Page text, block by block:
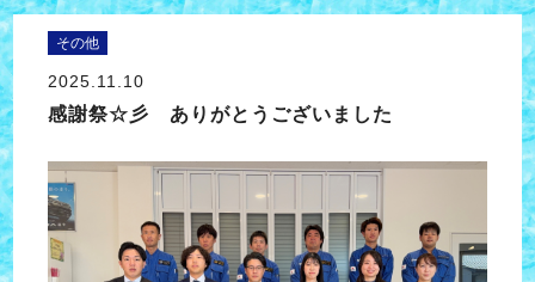
その他
2025.11.10
感謝祭☆彡 ありがとうございました